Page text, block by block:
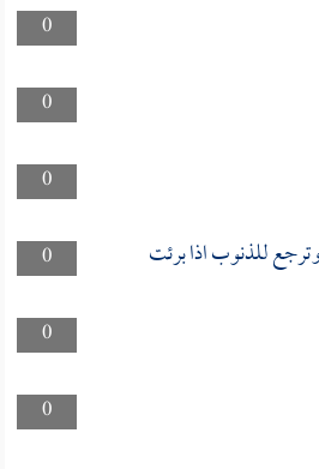
0
0
0
0
للذنوب اذا برئت
0
0